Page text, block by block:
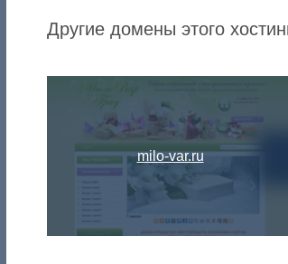
Другие домены этого
milo-var.ru